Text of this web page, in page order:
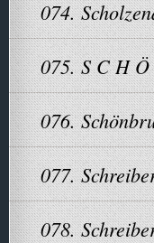
074.
075. S C H
076.
077.
078.